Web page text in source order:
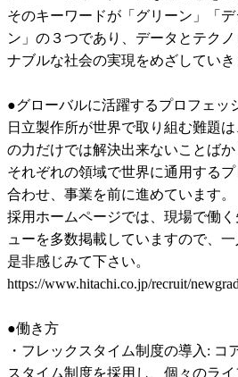
そのキーワードが「グリーン」「
ン」の３つであり、データとテク
ナブルな社会の実現をめざしていき
●グローバルに活躍するプロフェッ
日立製作所が世界で取り組む難題
の力だけでは解決出来ないことばか
それぞれの領域で世界に通用する
合わせ、事業を前に進めています。
採用ホームページでは、現場で働
ューを多数掲載していますので、
是非感じみて下さい。
https://www.hitachi.co.jp/recruit/
●働き方
・フレックスタイム制度の導入: コ
スタイム制度を採用し、個々のラ